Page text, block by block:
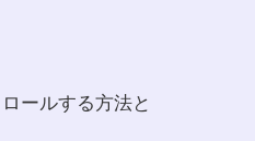
ールする方法と